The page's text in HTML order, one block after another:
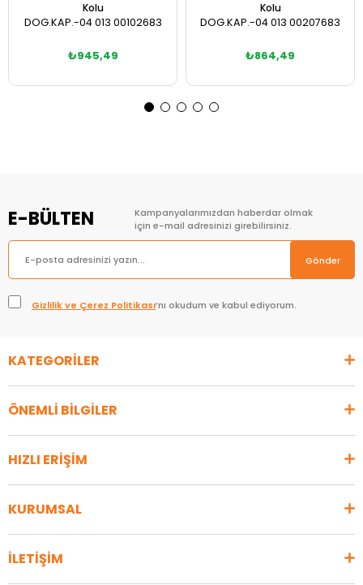
Kolu
DOG.KAP.-04 013 00102683
₺945,49
Kolu
DOG.KAP.-04 013 00207683
₺864,49
E-BÜLTEN
Kampanyalarımızdan haberdar olmak
için e-mail adresinizi girebilirsiniz.
Gönder
Gizlilik ve Çerez Politikası’nı okudum ve kabul ediyorum.
KATEGORİLER
ÖNEMLİ BİLGİLER
HIZLI ERİŞİM
KURUMSAL
İLETİŞİM